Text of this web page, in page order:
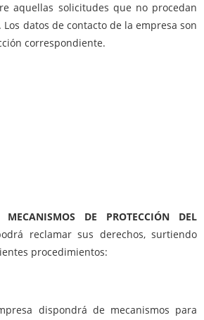
aquellas solicitudes que no procedan
Los datos de contacto de la empresa son
correspondiente.
MECANISMOS DE PROTECCIÓN DEL
reclamar sus derechos, surtiendo
procedimientos:
dispondrá de mecanismos para